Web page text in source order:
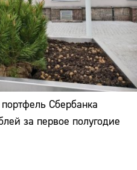
Сбербанка
за первое полугодие